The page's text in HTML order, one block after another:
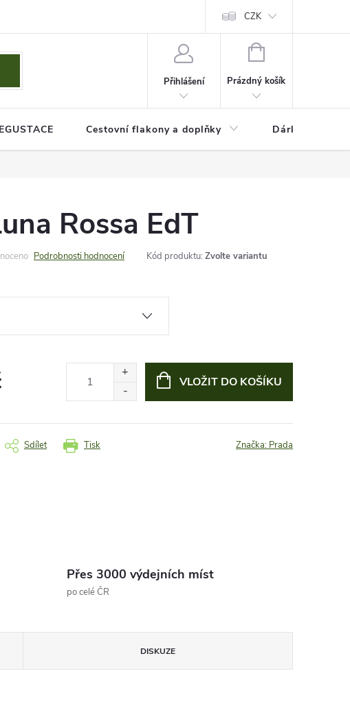
CZK
Přihlášení
NÁKUPNÍ
Prázdný košík
Cestovní flakony a doplňky Dárkové
Rossa EdT
Podrobnosti hodnocení Kód produktu: Zvolte variantu
VLOŽIT DO KOŠÍKU
Tisk
Sdílet Značka: Prada
Přes 3000 výdejních míst
po celé ČR
DISKUZE